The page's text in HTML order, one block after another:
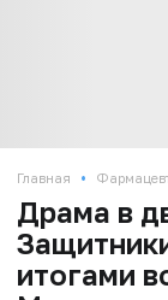
Главная •
Драма в
итогами